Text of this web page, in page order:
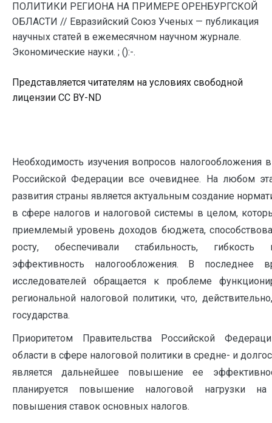
ПОЛИТИКИ РЕГИОНА НА ПРИМЕРЕ ОРЕНБУРГСКОЙ
ОБЛАСТИ // Евразийский Союз Ученых — публикация
научных статей в ежемесячном научном журнале.
Экономические науки. ; ():-.
Представляется читателям на условиях свободной
лицензии CC BY-ND
Необходимость изучения вопросов налогообложения
Российской Федерации все очевиднее. На любом
развития страны является актуальным создание
в сфере налогов и налоговой системы в целом,
приемлемый уровень доходов бюджета,
росту, обеспечивали стабильность,
эффективность налогообложения. В последнее
исследователей обращается к проблеме
региональной налоговой политики, что,
государства.
Приоритетом Правительства Российской
области в сфере налоговой политики в средне- и
является дальнейшее повышение ее
планируется повышение налоговой нагрузки
повышения ставок основных налогов.